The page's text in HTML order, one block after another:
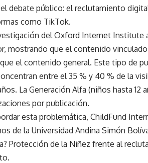
debate público: el reclutamiento
como TikTok.
del Oxford Internet Institute
mostrando que el contenido
el contenido general. Este tipo de
entre el 35 % y 40 % de la
La Generación Alfa (niños hasta
por publicación.
esta problemática, ChildFund
de la Universidad Andina Simón
Protección de la Niñez frente al